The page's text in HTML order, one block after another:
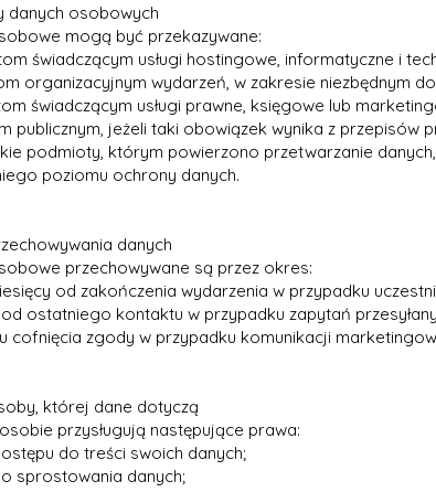
danych osobowych
mogą być przekazywane:
świadczącym usługi hostingowe, informatyczne i
organizacyjnym wydarzeń, w zakresie niezbędnym
świadczącym usługi prawne, księgowe lub
publicznym, jeżeli taki obowiązek wynika z przepisów
podmioty, którym powierzono przetwarzanie
poziomu ochrony danych.
danych
przechowywane są przez okres:
od zakończenia wydarzenia w przypadku
ostatniego kontaktu w przypadku zapytań
cofnięcia zgody w przypadku komunikacji
której dane dotyczą
osobie przysługują następujące prawa:
do treści swoich danych;
sprostowania danych;